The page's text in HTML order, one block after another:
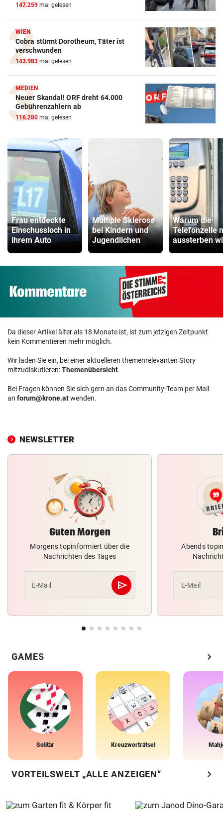
147.259 mal gelesen
WIEN
Cobra stürmt Dorotheum, Täter ist
verschwunden
143.983 mal gelesen
MEDIEN
Neuer Skandal! ORF dreht 64.000
Gebührenzahlern ab
116.280 mal gelesen
Frau entdeckte
Einschussloch in
ihrem Auto
Multiple Sklerose
bei Kindern und
Jugendlichen
Warum die
Telefonzelle
aussterben
Da dieser Artikel älter als 18 Monate ist, ist zum jetzigen Zeitpunkt
kein Kommentieren mehr möglich.
Wir laden Sie ein, bei einer aktuelleren themenrelevanten Story
mitzudiskutieren:Themenübersicht.
Bei Fragen können Sie sich gern an das Community-Team per Mail
an forum@krone.atwenden.
NEWSLETTER
Guten Morgen
Morgens topinformiert über die
Nachrichten des Tages
E-Mail send
Abschicken
Abends
E-Mail
GAMES chevron_right
Solitär Kreuzworträtsel
VORTEILSWELT „ALLE ANZEIGEN“ chevron_right